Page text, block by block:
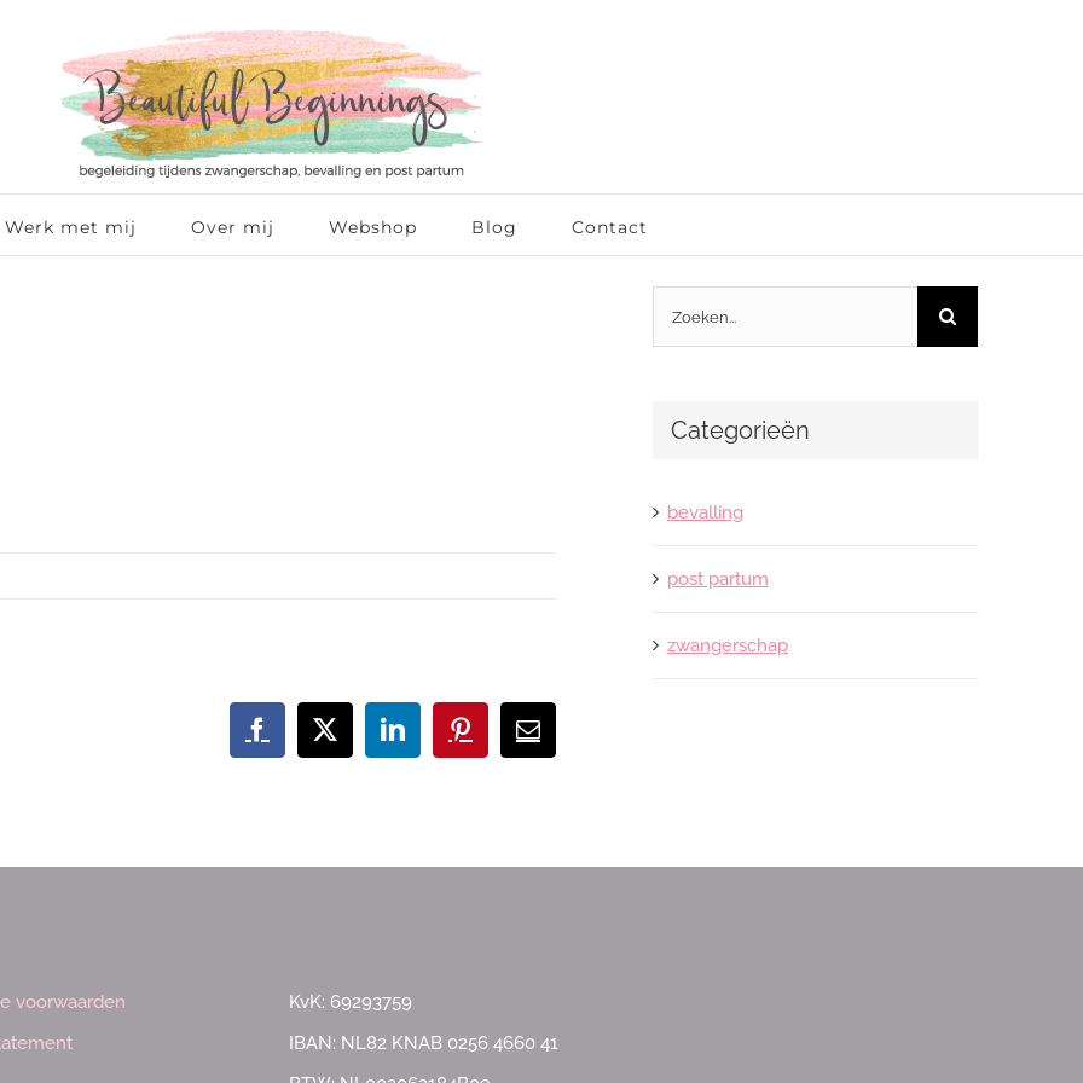
Werk met mij Over mij Webshop Blog Contact
Facebook
X LinkedInPinterest
E-
mail
Zoeken
naar:
Categorieën
bevalling
post partum
zwangerschap
voorwaarden
KvK: 69293759
IBAN: NL82 KNAB 0256 4660 41